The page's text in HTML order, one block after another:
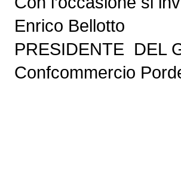
Enrico Bellotto
PRESIDENTE DEL
Confcommercio